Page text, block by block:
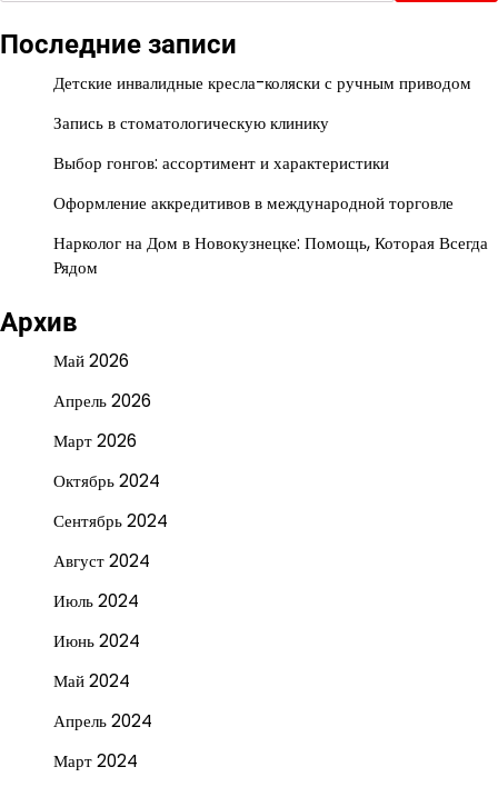
Последние записи
Детские инвалидные кресла-коляски с ручным приводом
Запись в стоматологическую клинику
Выбор гонгов: ассортимент и характеристики
Оформление аккредитивов в международной торговле
Нарколог на Дом в Новокузнецке: Помощь, Которая Всегда
Рядом
Архив
Май 2026
Апрель 2026
Март 2026
Октябрь 2024
Сентябрь 2024
Август 2024
Июль 2024
Июнь 2024
Май 2024
Апрель 2024
Март 2024